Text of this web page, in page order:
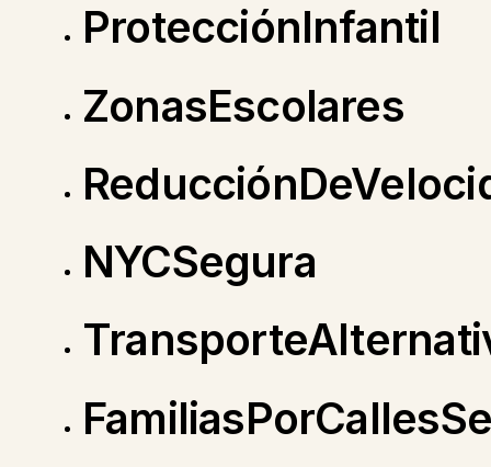
ProtecciónInfantil
ZonasEscolares
NYCSegura